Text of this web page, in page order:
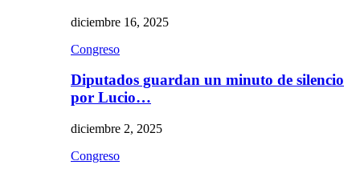
diciembre 16, 2025
Congreso
Diputados guardan un minuto de silencio
por Lucio…
diciembre 2, 2025
Congreso